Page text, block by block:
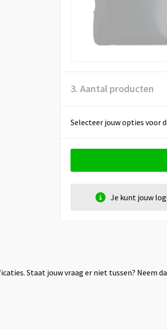
3. Aantal producten
Selecteer jouw opties voor
Je kunt jouw
Staat jouw vraag er niet tussen? Neem